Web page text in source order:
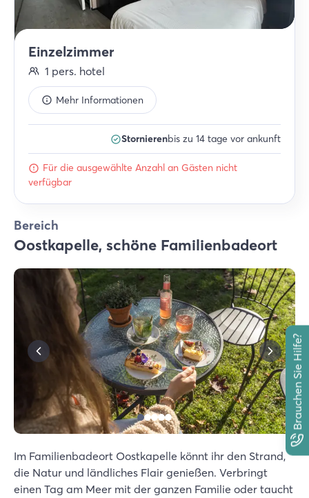
Brauchen Sie Hilfe?
Einzelzimmer
1 pers. hotel
Mehr Informationen
Stornierenbis zu 14 tage vor ankunft
Für die ausgewählte Anzahl an Gästen nicht
verfügbar
Bereich
Oostkapelle, schöne Familienbadeort
Im Familienbadeort Oostkapelle könnt ihr den Strand,
die Natur und ländliches Flair genießen. Verbringt
einen Tag am Meer mit der ganzen Familie oder taucht